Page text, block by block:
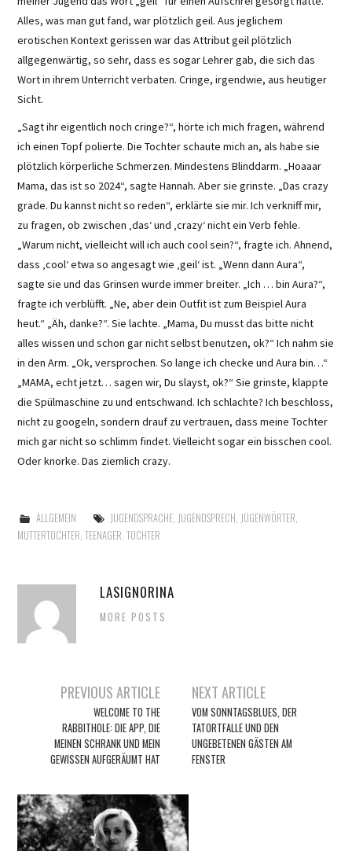
Alles, was man gut fand, war plötzlich geil. Aus jeglichem
erotischen Kontext gerissen war das Attribut geil plötzlich
allgegenwärtig, so sehr, dass es sogar Lehrer gab, die sich das
Wort in ihrem Unterricht verbaten. Cringe, irgendwie, aus heutiger
Sicht.
„Sagt ihr eigentlich noch cringe?“, hörte ich mich fragen, während
ich einen Topf polierte. Die Tochter schaute mich an, als habe sie
plötzlich körperliche Schmerzen. Mindestens Blinddarm. „Hoaaar
Mama, das ist so 2024“, sagte Hannah. Aber sie grinste. „Das crazy
grade. Du kannst nicht so reden“, erklärte sie mir. Ich verkniff mir,
zu fragen, ob zwischen ‚das‘ und ‚crazy‘ nicht ein Verb fehle.
„Warum nicht, vielleicht will ich auch cool sein?“, fragte ich. Ahnend,
dass ‚cool‘ etwa so angesagt wie ‚geil‘ ist. „Wenn dann Aura“,
sagte sie und das Grinsen wurde immer breiter. „Ich … bin Aura?“,
fragte ich verblüfft. „Ne, aber dein Outfit ist zum Beispiel Aura
heut.“ „Äh, danke?“. Sie lachte. „Mama, Du musst das bitte nicht
alles wissen und schon gar nicht selbst benutzen, ok?“ Ich nahm sie
in den Arm. „Ok, versprochen. So lange ich checke und Aura bin…“
„MAMA, echt jetzt… sagen wir, Du slayst, ok?“ Sie grinste, klappte
die Spülmaschine zu und entschwand. Ich schlachte? Ich beschloss,
nicht zu googeln, sondern drauf zu vertrauen, dass meine Tochter
mich gar nicht so schlimm findet. Vielleicht sogar ein bisschen cool.
Oder knorke. Das ziemlich crazy.
ALLGEMEIN JUGENDSPRACHE, JUGENDSPRECH JUGENWÖRTER
MUTTERTOCHTER ,TEENAGER ,TOCHTER
LASIGNORINA
MORE POSTS
Artikel-
Navigation
PREVIOUS ARTICLE
WELCOME TO THE
RABBITHOLE: DIE APP, DIE
MEINEN SCHRANK UND MEIN
GEWISSEN AUFGERÄUMT HAT
NEXT ARTICLE
VOM SONNTAGSBLUES, DER
TATORTFALLE UND DEN
UNGEBETENEN GÄSTEN AM
FENSTER